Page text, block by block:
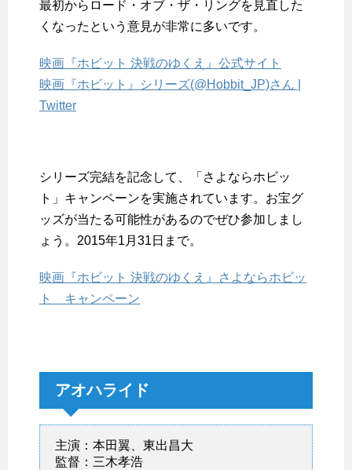
最初からロード・オブ・ザ・リングを見直した
くなったという意見が非常に多いです。
映画『ホビット 決戦のゆくえ』公式サイト
映画『ホビット』シリーズ(@Hobbit_JP)さん |
Twitter
シリーズ完結を記念して、「さよならホビッ
ト」キャンペーンを実施されています。お宝グ
ッズが当たる可能性があるのでぜひ参加しまし
ょう。2015年1月31日まで。
映画『ホビット 決戦のゆくえ』さよならホビッ
ト キャンペーン
アオハライド
主演：本田翼、東出昌大
監督：三木孝浩